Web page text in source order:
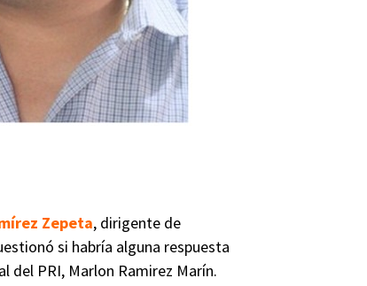
Zepeta, dirigente de
si habría alguna respuesta
del PRI, Marlon Ramirez Marín.